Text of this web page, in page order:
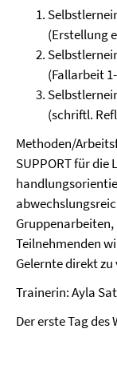
(Erstellung
(Fallarbeit
(schriftl.
Methoden/
SUPPORT für
Gruppenarbeiten,
Teilnehmenden
Gelernte direkt
Trainerin: Ayla
Der erste Tag